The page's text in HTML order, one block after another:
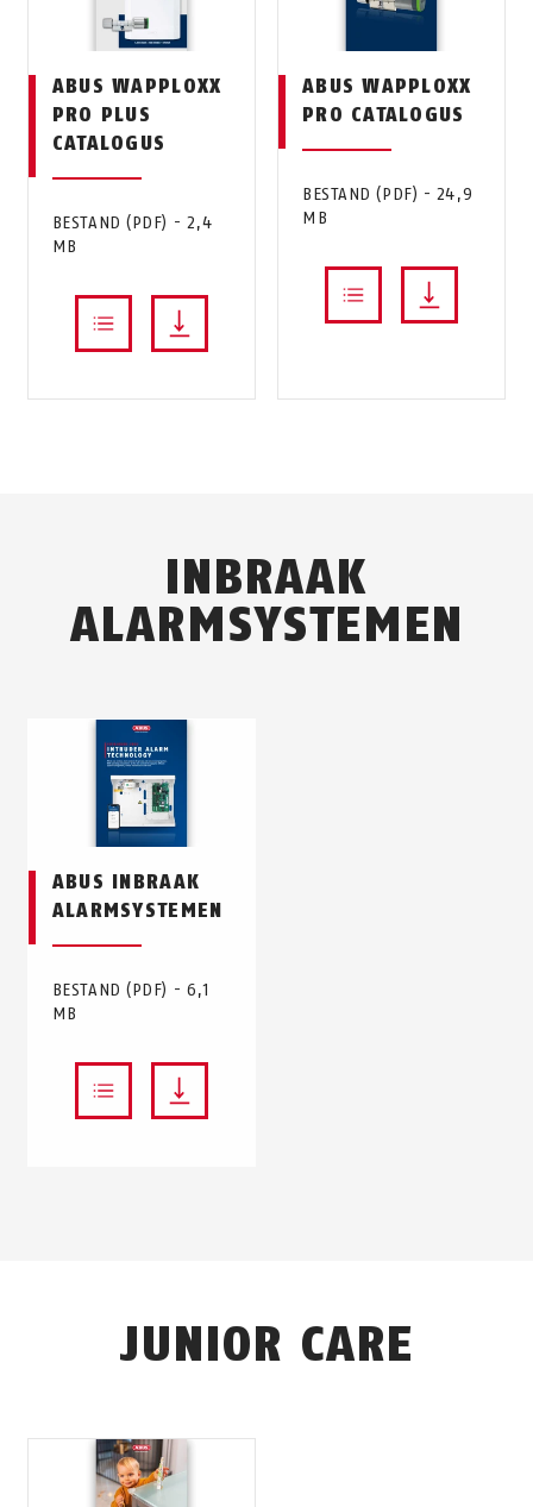
ABUS WAPPLOXX
PRO PLUS
CATALOGUS
BESTAND (PDF) - 2,4
MB
ABUS WAPPLOXX
PRO CATALOGUS
BESTAND (PDF) - 24,9
MB
INBRAAK
ALARMSYSTEMEN
ABUS INBRAAK
ALARMSYSTEMEN
BESTAND (PDF) - 6,1
MB
JUNIOR CARE